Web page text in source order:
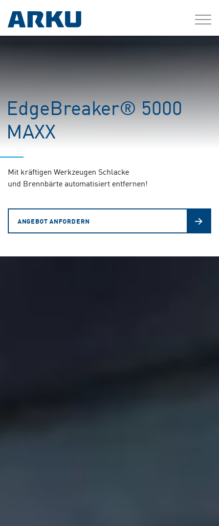
EdgeBreaker® 5000
MAXX
Mit kräftigen Werkzeugen Schlacke
und Brennbärte automatisiert entfernen!
ANGEBOT ANFORDERN